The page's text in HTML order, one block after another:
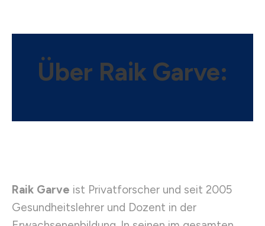
Über Raik Garve:
Raik Garve ist Privatforscher und seit 2005
Gesundheitslehrer und Dozent in der